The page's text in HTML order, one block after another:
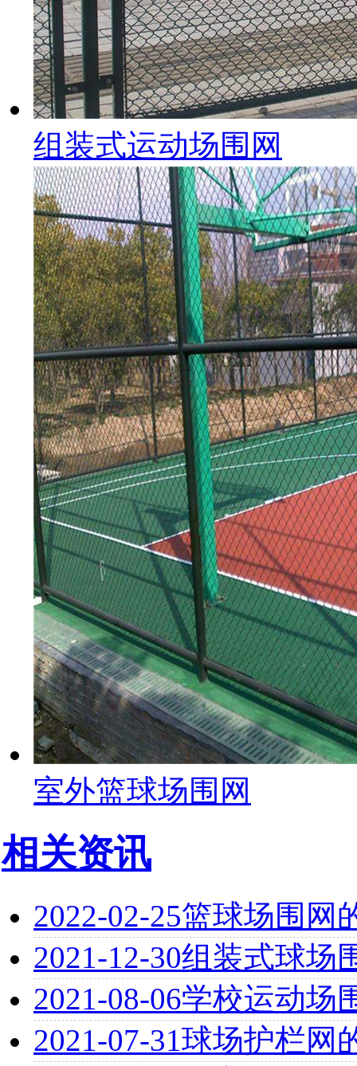
组装式运动场围网
室外篮球场围网
相关资讯
2022-02-25篮球场围网​
2021-12-30组装式球场
2021-08-06学校运动场
2021-07-31球场护栏网